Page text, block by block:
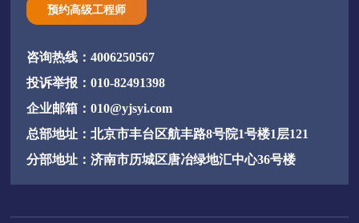
预约高级工程师
咨询热线：4006250567
投诉举报：010-82491398
企业邮箱：010@yjsyi.com
总部地址：北京市丰台区航丰路8号院1号楼1层121
分部地址：济南市历城区唐冶绿地汇中心36号楼